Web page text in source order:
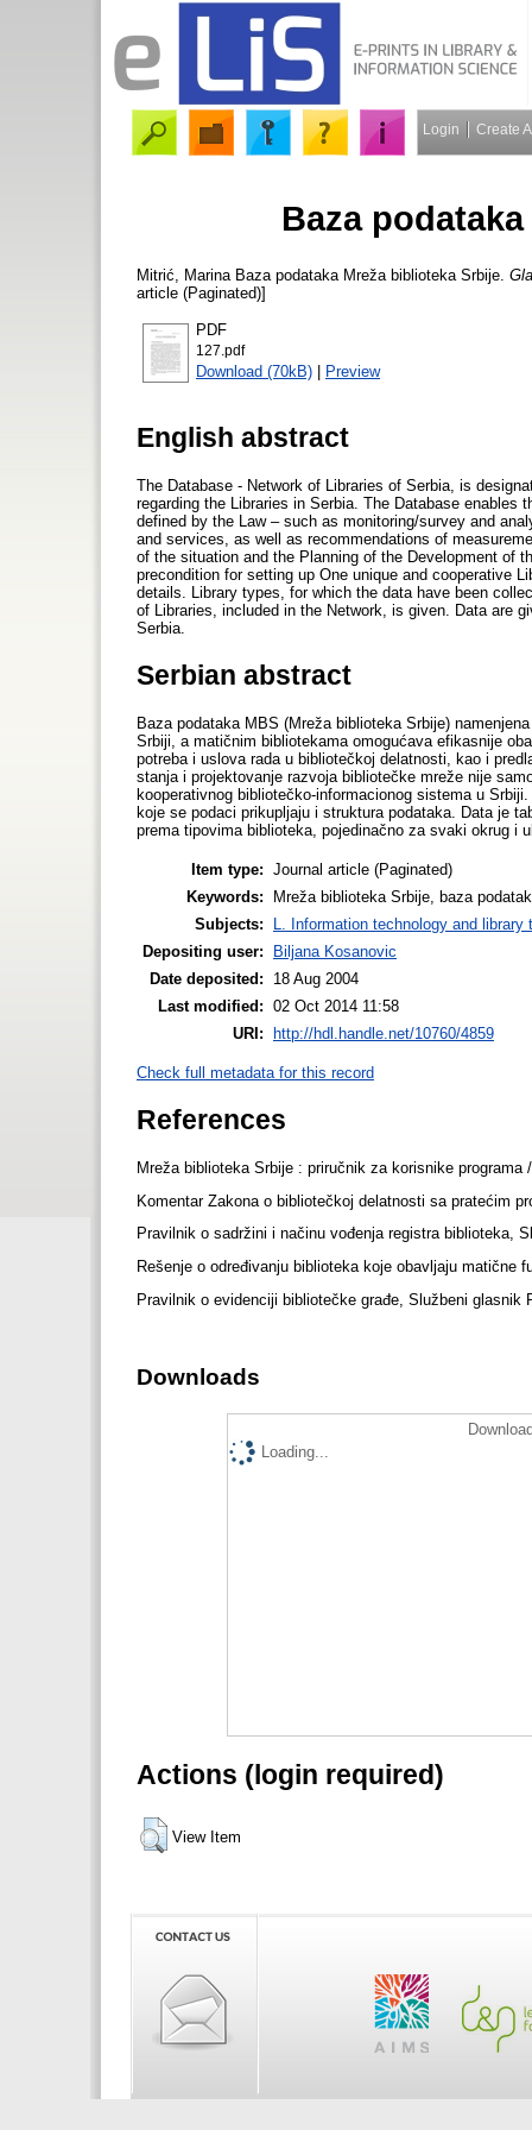
Login Create
Baza
Mitrić, Marina Baza podataka Mreža biblioteka Srbije.
article (Paginated)]
PDF
127.pdf
Download (70kB) | Preview
English abstract
The Database - Network of Libraries of Serbia, is
regarding the Libraries in Serbia. The Database
defined by the Law – such as monitoring/survey and
and services, as well as recommendations of
of the situation and the Planning of the Development of
precondition for setting up One unique and cooperative
details. Library types, for which the data have been
of Libraries, included in the Network, is given. Data are
Serbia.
Serbian abstract
Baza podataka MBS (Mreža biblioteka Srbije)
Srbiji, a matičnim bibliotekama omogućava efikasnije
potreba i uslova rada u bibliotečkoj delatnosti, kao i
stanja i projektovanje razvoja bibliotečke mreže nije
kooperativnog bibliotečko-informacionog sistema u
koje se podaci prikupljaju i struktura podataka. Data je
prema tipovima biblioteka, pojedinačno za svaki okrug i
Item type: Journal article (Paginated)
Keywords:
Mreža biblioteka Srbije, baza
Subjects:
L. Information technology and library
Depositing user:
Biljana Kosanovic
Date deposited:
18 Aug 2004
Last modified: 02 Oct 2014 11:58
URI:
http://hdl.handle.net/10760/4859
Check full metadata for this record
References
Mreža biblioteka Srbije : priručnik za korisnike
Komentar Zakona o bibliotečkoj delatnosti sa pratećim
Pravilnik o sadržini i načinu vođenja registra biblioteka,
Rešenje o određivanju biblioteka koje obavljaju
Pravilnik o evidenciji bibliotečke građe, Službeni glasnik
Downloads
Loading...
Actions (login required)
View Item